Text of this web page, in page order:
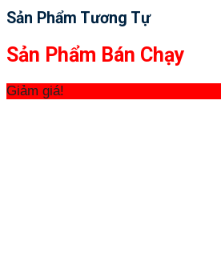
Sản Phẩm Tương Tự
Sản Phẩm Bán Chạy
Giảm giá!